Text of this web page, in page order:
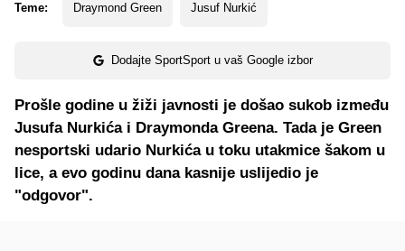
Teme: Draymond Green Jusuf Nurkić
Dodajte SportSport u vaš Google izbor
Prošle godine u žiži javnosti je došao sukob između
Jusufa Nurkića i Draymonda Greena. Tada je Green
nesportski udario Nurkića u toku utakmice šakom u
lice, a evo godinu dana kasnije uslijedio je
"odgovor".